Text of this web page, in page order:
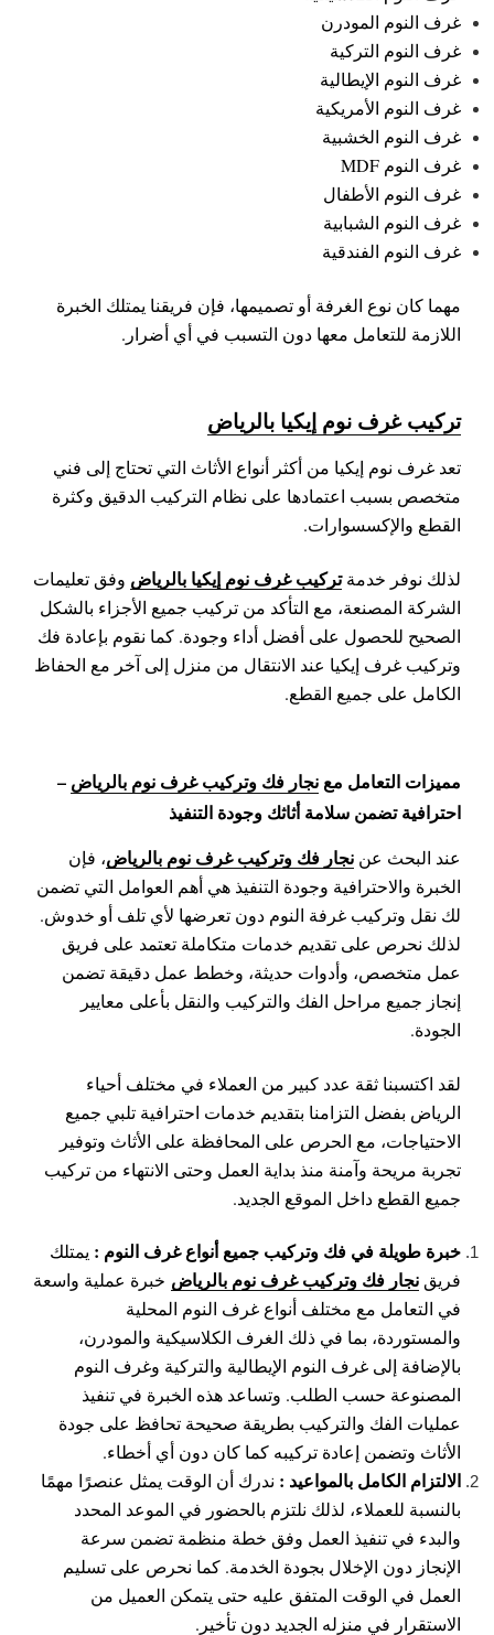
غرف النوم المودرن
غرف النوم التركية
غرف النوم الإيطالية
غرف النوم الأمريكية
غرف النوم الخشبية
غرف النوم MDF
غرف النوم الأطفال
غرف النوم الشبابية
غرف النوم الفندقية
مهما كان نوع الغرفة أو تصميمها، فإن فريقنا يمتلك الخبرة
اللازمة للتعامل معها دون التسبب في أي أضرار.
تركيب غرف نوم إيكيا بالرياض
تعد غرف نوم إيكيا من أكثر أنواع الأثاث التي تحتاج إلى فني
متخصص بسبب اعتمادها على نظام التركيب الدقيق وكثرة
القطع والإكسسوارات.
لذلك نوفر خدمةتركيب غرف نوم إيكيا بالرياض وفق تعليمات
الشركة المصنعة، مع التأكد من تركيب جميع الأجزاء بالشكل
الصحيح للحصول على أفضل أداء وجودة. كما نقوم بإعادة فك
وتركيب غرف إيكيا عند الانتقال من منزل إلى آخر مع الحفاظ
الكامل على جميع القطع.
مميزات التعامل مع نجار فك وتركيب غرف نوم بالرياض –
احترافية تضمن سلامة أثاثك وجودة التنفيذ
عند البحث عن نجار فك وتركيب غرف نوم بالرياض، فإن
الخبرة والاحترافية وجودة التنفيذ هي أهم العوامل التي تضمن
لك نقل وتركيب غرفة النوم دون تعرضها لأي تلف أو خدوش.
لذلك نحرص على تقديم خدمات متكاملة تعتمد على فريق
عمل متخصص، وأدوات حديثة، وخطط عمل دقيقة تضمن
إنجاز جميع مراحل الفك والتركيب والنقل بأعلى معايير
الجودة.
لقد اكتسبنا ثقة عدد كبير من العملاء في مختلف أحياء
الرياض بفضل التزامنا بتقديم خدمات احترافية تلبي جميع
الاحتياجات، مع الحرص على المحافظة على الأثاث وتوفير
تجربة مريحة وآمنة منذ بداية العمل وحتى الانتهاء من تركيب
جميع القطع داخل الموقع الجديد.
خبرة طويلة في فك وتركيب جميع أنواع غرف النوم : يمتلك
فريق نجار فك وتركيب غرف نوم بالرياض خبرة عملية واسعة
في التعامل مع مختلف أنواع غرف النوم المحلية
والمستوردة، بما في ذلك الغرف الكلاسيكية والمودرن،
بالإضافة إلى غرف النوم الإيطالية والتركية وغرف النوم
المصنوعة حسب الطلب. وتساعد هذه الخبرة في تنفيذ
عمليات الفك والتركيب بطريقة صحيحة تحافظ على جودة
الأثاث وتضمن إعادة تركيبه كما كان دون أي أخطاء.
الالتزام الكامل بالمواعيد : ندرك أن الوقت يمثل عنصرًا مهمًا
بالنسبة للعملاء، لذلك نلتزم بالحضور في الموعد المحدد
والبدء في تنفيذ العمل وفق خطة منظمة تضمن سرعة
الإنجاز دون الإخلال بجودة الخدمة. كما نحرص على تسليم
العمل في الوقت المتفق عليه حتى يتمكن العميل من
الاستقرار في منزله الجديد دون تأخير.